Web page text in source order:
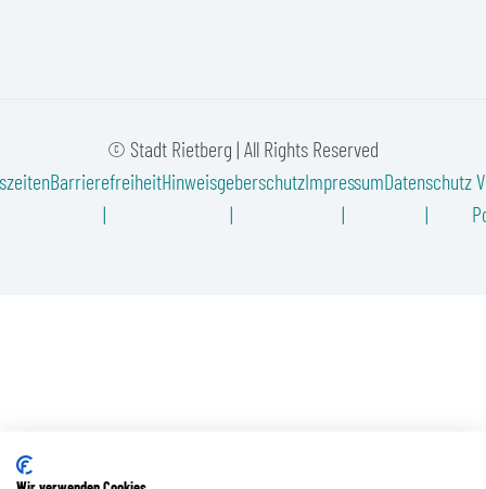
© Stadt Rietberg | All Rights Reserved
BarrierefreiheitHinweisgeberschutzImpressumDatenschutz